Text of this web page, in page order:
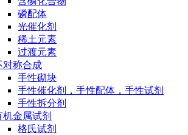
磷配体
光催化剂
稀土元素
过渡元素
对称合成
手性砌块
手性催化剂，手性配体，手性试剂
手性拆分剂
机金属试剂
格氏试剂